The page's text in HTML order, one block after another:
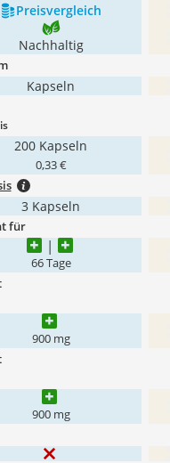
Preis­vergleich
Nachhaltig
Kapseln
200 Kapseln
0,33 €
3 Kapseln
für
66 Tage
900 mg
900 mg